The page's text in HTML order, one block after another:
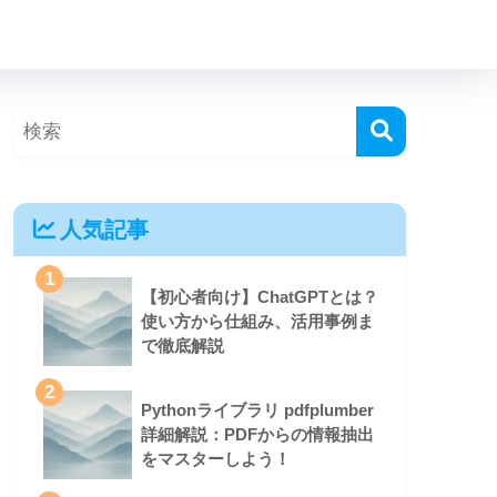
人気記事
1
【初心者向け】ChatGPTとは？
使い方から仕組み、活用事例ま
で徹底解説
2
Pythonライブラリ pdfplumber
詳細解説：PDFからの情報抽出
をマスターしよう！